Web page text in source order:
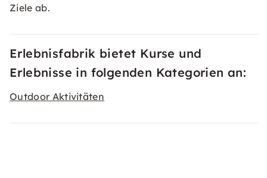
Ziele ab.
Erlebnisfabrik bietet Kurse und
Erlebnisse in folgenden Kategorien an:
Outdoor Aktivitäten